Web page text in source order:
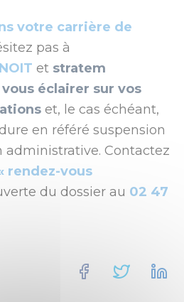
votre carrière de
pas à
et stratem
vous éclairer sur vos
et, le cas échéant,
en référé suspension
administrative. Contactez
rendez-vous
du dossier au 02 47
Facebook